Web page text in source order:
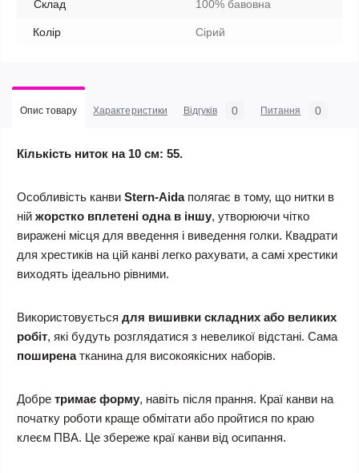
Склад 100% бавовна
Колір Сірий
Опис товару Характеристики Відгуків 0 Питання 0
Кількість ниток на 10 см: 55.
Особливість канви Stern-Aida полягає в тому, що нитки в
ній жорстко вплетені одна в іншу, утворюючи чітко
виражені місця для введення і виведення голки. Квадрати
для хрестиків на цій канві легко рахувати, а самі хрестики
виходять ідеально рівними.
Використовується для вишивки складних або великих
робіт, які будуть розглядатися з невеликої відстані. Сама
поширенатканина для високоякісних наборів.
Добре тримає форму, навіть після прання. Краї канви на
початку роботи краще обмітати або пройтися по краю
клеєм ПВА. Це збереже краї канви від осипання.